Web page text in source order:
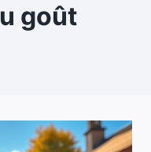
goût